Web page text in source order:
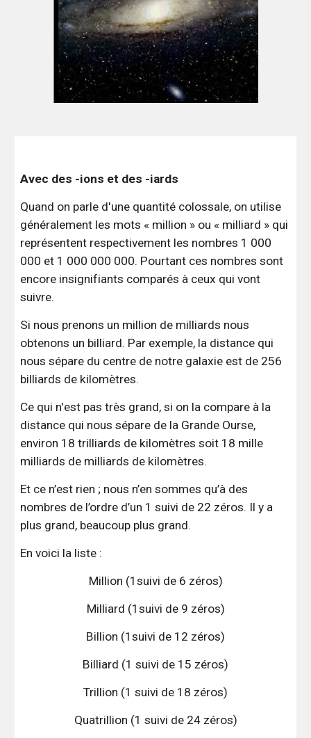
Avec des -ions et des -iards
Quand on parle d'une quantité colossale, on utilise
généralement les mots « million » ou « milliard » qui
représentent respectivement les nombres 1 000
000 et 1 000 000 000. Pourtant ces nombres sont
encore insignifiants comparés à ceux qui vont
suivre.
Si nous prenons un million de milliards nous
obtenons un billiard. Par exemple, la distance qui
nous sépare du centre de notre galaxie est de 256
billiards de kilomètres.
Ce qui n'est pas très grand, si on la compare à la
distance qui nous sépare de la Grande Ourse,
environ 18 trilliards de kilomètres soit 18 mille
milliards de milliards de kilomètres.
Et ce n’est rien ; nous n’en sommes qu’à des
nombres de l’ordre d’un 1 suivi de 22 zéros. Il y a
plus grand, beaucoup plus grand.
En voici la liste :
Million (1suivi de 6 zéros)
Milliard (1suivi de 9 zéros)
Billion (1suivi de 12 zéros)
Billiard (1 suivi de 15 zéros)
Trillion (1 suivi de 18 zéros)
Quatrillion (1 suivi de 24 zéros)